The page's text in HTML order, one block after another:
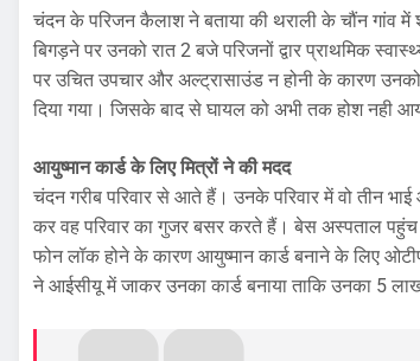
चंदन के परिजन कैलाश ने बताया की थराली के चौंन गांव में
बिगड़ने पर उनको रात 2 बजे परिजनों द्वार प्राथमिक
पर उचित उपचार और अल्ट्रासाउंड न होनी के कारण
दिया गया। जिसके बाद से घायल को अभी तक होश नही
आयुष्मान कार्ड के लिए मित्रों ने की मदद
चंदन गरीब परिवार से आते हैं। उनके परिवार में वो तीन
कर वह परिवार का गुजर बसर करते हैं। बेस अस्पताल
फोन लॉक होने के कारण आयुष्मान कार्ड बनाने के लिए
ने आईसीयू में जाकर उनका कार्ड बनाया ताकि उनका 5